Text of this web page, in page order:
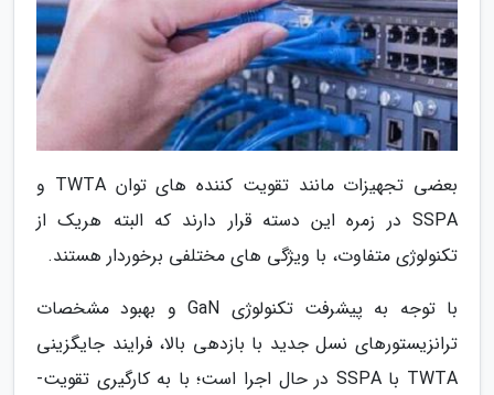
بعضی تجهیزات مانند تقویت کننده های توان TWTA و
SSPA در زمره این دسته قرار دارند که البته هریک از
تکنولوژی متفاوت، با ویژگی های مختلفی برخوردار هستند.
با توجه به پیشرفت تکنولوژی GaN و بهبود مشخصات
ترانزیستورهای نسل جدید با بازدهی بالا، فرایند جایگزینی
TWTA با SSPA در حال اجرا است؛ با به­ کارگیری تقویت­